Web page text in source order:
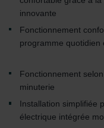
innovante
Fonctionnement
programme quotidien
Fonctionnement
minuterie
Installation simplifiée
électrique intégrée